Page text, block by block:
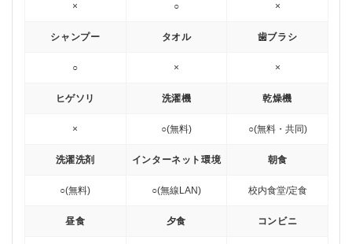
× ○ ×
シャンプー
○
タオル
×
歯ブラシ
×
ヒゲソリ
×
洗濯機
○(無料)
乾燥機
○(無料・共同)
洗濯洗剤
○(無料)
インターネット環境
○(無線LAN)
朝食
校内食堂/定食
昼食 夕食 コンビニ